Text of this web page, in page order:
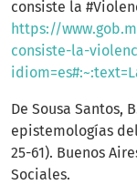
consiste la
https://
consiste-la-
De Sousa Santos,
epistemologías
25-61). Buenos
Sociales.